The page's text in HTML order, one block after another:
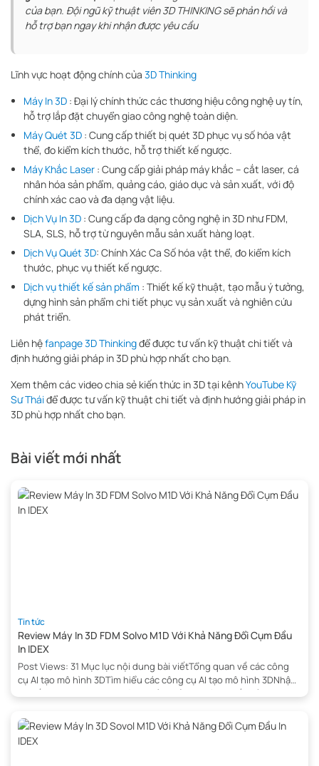
của bạn. Đội ngũ kỹ thuật viên 3D THINKING sẽ phản hồi và
hỗ trợ bạn ngay khi nhận được yêu cầu
Lĩnh vực hoạt động chính của 3D Thinking
Máy In 3D : Đại lý chính thức các thương hiệu công nghệ uy tín,
hỗ trợ lắp đặt chuyển giao công nghệ toàn diện.
Máy Quét 3D : Cung cấp thiết bị quét 3D phục vụ số hóa vật
thể, đo kiểm kích thước, hỗ trợ thiết kế ngược.
Máy Khắc Laser : Cung cấp giải pháp máy khắc – cắt laser, cá
nhân hóa sản phẩm, quảng cáo, giáo dục và sản xuất, với độ
chính xác cao và đa dạng vật liệu.
Dịch Vụ In 3D : Cung cấp đa dạng công nghệ in 3D như FDM,
SLA, SLS, hỗ trợ từ nguyên mẫu sản xuất hàng loạt.
Dịch Vụ Quét 3D: Chính Xác Ca Số hóa vật thể, đo kiểm kích
thước, phục vụ thiết kế ngược.
Dịch vụ thiết kế sản phẩm : Thiết kế kỹ thuật, tạo mẫu ý tưởng,
dựng hình sản phẩm chi tiết phục vụ sản xuất và nghiên cứu
phát triển.
Liên hệfanpage 3D Thinkingđể được tư vấn kỹ thuật chi tiết và
định hướng giải pháp in 3D phù hợp nhất cho bạn.
Xem thêm các video chia sẻ kiến thức in 3D tại kênhYouTube Kỹ
Sư Tháiđể được tư vấn kỹ thuật chi tiết và định hướng giải pháp in
3D phù hợp nhất cho bạn.
Bài viết mới nhất
Tin tức
Review Máy In 3D FDM Solvo M1D Với Khả Năng Đổi Cụm Đầu
In IDEX
Post Views: 31 Mục lục nội dung bài viếtTổng quan về các công
cụ AI tạo mô hình 3DTìm hiểu các công cụ AI tạo mô hình 3DNhận
Tư Vấn NgayTripo: Môi trường chỉnh sửa hữu ích nhấtĐiểm mạnh
Tập trung vào khả năng in (printability) […]